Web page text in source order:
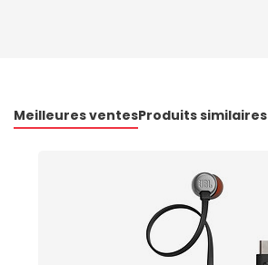
Meilleures ventesProduits similaires